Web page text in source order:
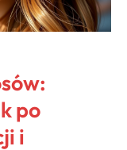
po
i